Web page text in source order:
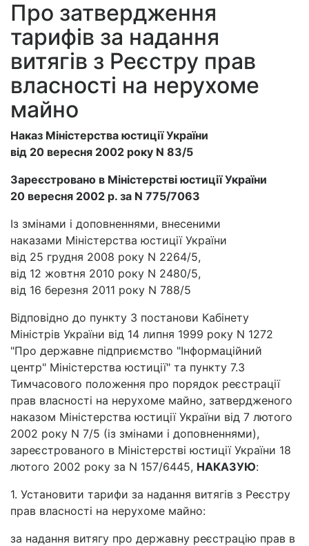
Про затвердження
тарифів за надання
витягів з Реєстру прав
власності на нерухоме
майно
Наказ Міністерства юстиції України
від 20 вересня 2002 року N 83/5
Зареєстровано в Міністерстві юстиції України
20 вересня 2002 р. за N 775/7063
Із змінами і доповненнями, внесеними
наказами Міністерства юстиції України
від 25 грудня 2008 року N 2264/5,
від 12 жовтня 2010 року N 2480/5,
від 16 березня 2011 року N 788/5
Відповідно до пункту 3 постанови Кабінету
Міністрів України від 14 липня 1999 року N 1272
"Про державне підприємство "Інформаційний
центр" Міністерства юстиції" та пункту 7.3
Тимчасового положення про порядок реєстрації
прав власності на нерухоме майно, затвердженого
наказом Міністерства юстиції України від 7 лютого
2002 року N 7/5 (із змінами і доповненнями),
зареєстрованого в Міністерстві юстиції України 18
лютого 2002 року за N 157/6445, НАКАЗУЮ:
1. Установити тарифи за надання витягів з Реєстру
прав власності на нерухоме майно:
за надання витягу про державну реєстрацію прав в